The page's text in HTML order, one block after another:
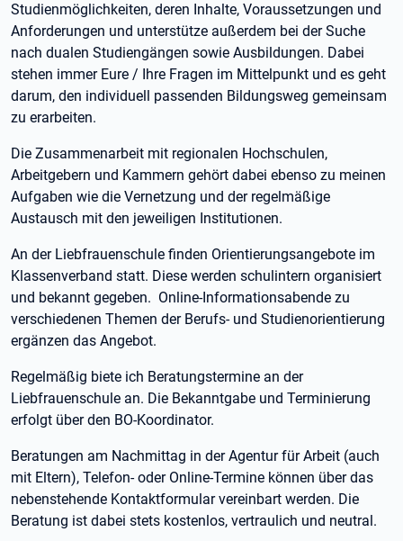
Studienmöglichkeiten, deren Inhalte, Voraussetzungen und
Anforderungen und unterstütze außerdem bei der Suche
nach dualen Studiengängen sowie Ausbildungen. Dabei
stehen immer Eure / Ihre Fragen im Mittelpunkt und es geht
darum, den individuell passenden Bildungsweg gemeinsam
zu erarbeiten.
Die Zusammenarbeit mit regionalen Hochschulen,
Arbeitgebern und Kammern gehört dabei ebenso zu meinen
Aufgaben wie die Vernetzung und der regelmäßige
Austausch mit den jeweiligen Institutionen.
An der Liebfrauenschule finden Orientierungsangebote im
Klassenverband statt. Diese werden schulintern organisiert
und bekannt gegeben. Online-Informationsabende zu
verschiedenen Themen der Berufs- und Studienorientierung
ergänzen das Angebot.
Regelmäßig biete ich Beratungstermine an der
Liebfrauenschule an. Die Bekanntgabe und Terminierung
erfolgt über den BO-Koordinator.
Beratungen am Nachmittag in der Agentur für Arbeit (auch
mit Eltern), Telefon- oder Online-Termine können über das
nebenstehende Kontaktformular vereinbart werden. Die
Beratung ist dabei stets kostenlos, vertraulich und neutral.